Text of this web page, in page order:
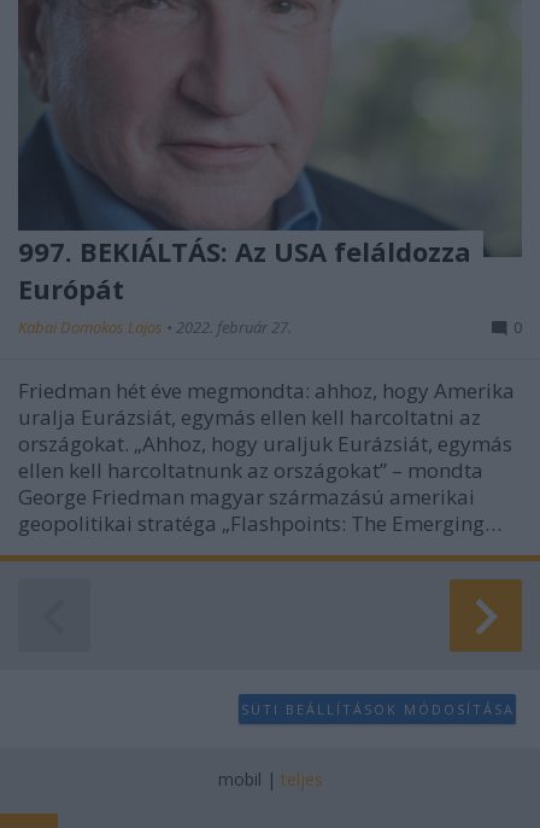
997. BEKIÁLTÁS: Az USA feláldozza
Európát
Kabai Domokos Lajos • 2022. február 27. 0
Friedman hét éve megmondta: ahhoz, hogy Amerika
uralja Eurázsiát, egymás ellen kell harcoltatni az
országokat. „Ahhoz, hogy uraljuk Eurázsiát, egymás
ellen kell harcoltatnunk az országokat” – mondta
George Friedman magyar származású amerikai
geopolitikai stratéga „Flashpoints: The Emerging…
SÜTI BEÁLLÍTÁSOK MÓDOSÍTÁSA
mobil | teljes